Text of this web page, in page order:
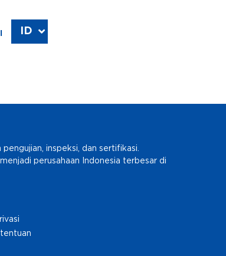
ID
EN
inspeksi, dan sertifikasi.
perusahaan Indonesia terbesar di